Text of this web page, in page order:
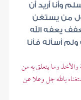
وأنا أريد أن
من يستغن
يعفه الله
أسأله فأنا
وما يتعلق به من
بالله جل وعلا عن